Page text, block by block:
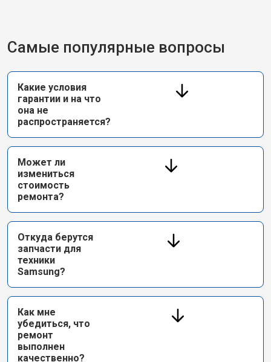
Самые популярные вопросы
Какие условия
гарантии и на что
она не
распространяется?
Может ли
измениться
стоимость
ремонта?
Откуда берутся
запчасти для
техники
Samsung?
Как мне
убедиться, что
ремонт
выполнен
качественно?